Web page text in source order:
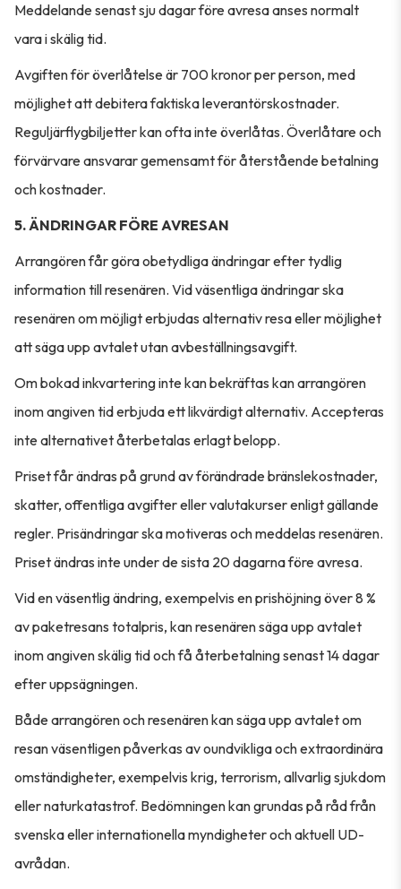
Meddelande senast sju dagar före avresa anses normalt
vara i skälig tid.
Avgiften för överlåtelse är 700 kronor per person, med
möjlighet att debitera faktiska leverantörskostnader.
Reguljärflygbiljetter kan ofta inte överlåtas. Överlåtare och
förvärvare ansvarar gemensamt för återstående betalning
och kostnader.
5. ÄNDRINGAR FÖRE AVRESAN
Arrangören får göra obetydliga ändringar efter tydlig
information till resenären. Vid väsentliga ändringar ska
resenären om möjligt erbjudas alternativ resa eller möjlighet
att säga upp avtalet utan avbeställningsavgift.
Om bokad inkvartering inte kan bekräftas kan arrangören
inom angiven tid erbjuda ett likvärdigt alternativ. Accepteras
inte alternativet återbetalas erlagt belopp.
Priset får ändras på grund av förändrade bränslekostnader,
skatter, offentliga avgifter eller valutakurser enligt gällande
regler. Prisändringar ska motiveras och meddelas resenären.
Priset ändras inte under de sista 20 dagarna före avresa.
Vid en väsentlig ändring, exempelvis en prishöjning över 8 %
av paketresans totalpris, kan resenären säga upp avtalet
inom angiven skälig tid och få återbetalning senast 14 dagar
efter uppsägningen.
Både arrangören och resenären kan säga upp avtalet om
resan väsentligen påverkas av oundvikliga och extraordinära
omständigheter, exempelvis krig, terrorism, allvarlig sjukdom
eller naturkatastrof. Bedömningen kan grundas på råd från
svenska eller internationella myndigheter och aktuell UD-
avrådan.